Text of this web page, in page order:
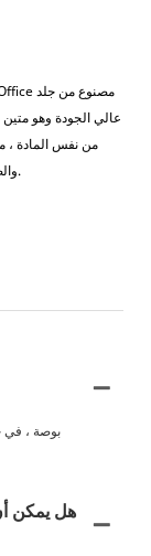
من نفس المادة ،
والصيانة ، مما يجعلها مثالية للاستخدام اليومي في بيئة احترافية.
هل يمكن